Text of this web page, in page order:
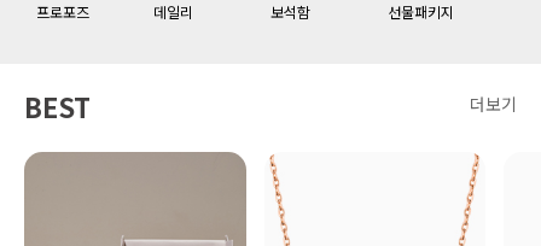
프로포즈 데일리 보석함 선물패키지
BEST 더보기